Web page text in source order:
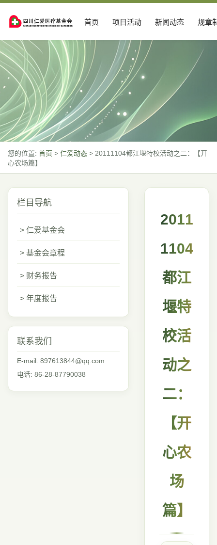
首页 项目活动 新闻动态 规章
您的位置: 首页 > 仁爱动态 > 20111104都江堰特校活动之二：【开
心农场篇】
栏目导航
> 仁爱基金会
> 基金会章程
> 财务报告
> 年度报告
联系我们
E-mail: 897613844@qq.com
电话: 86-28-87790038
2011
1104
都江
堰特
校活
动之
二：
【开
心农
场
篇】